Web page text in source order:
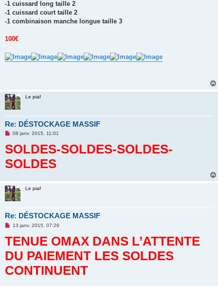
g
n
o
u
-1 cuissard long taille 2
-1 cuissard court taille 2
-1 combinaison manche longue taille 3
100€
Le piaf
Re: DÉSTOCKAGE MASSIF
M
s
s
g
e
n
l
u
08 janv. 2015, 11:01
SOLDES-SOLDES-SOLDES-
SOLDES
Le piaf
Re: DÉSTOCKAGE MASSIF
M
s
g
e
n
o
13 janv. 2015, 07:29
TENUE OMAX DANS L’ATTENTE
DU PAIEMENT LES SOLDES
CONTINUENT